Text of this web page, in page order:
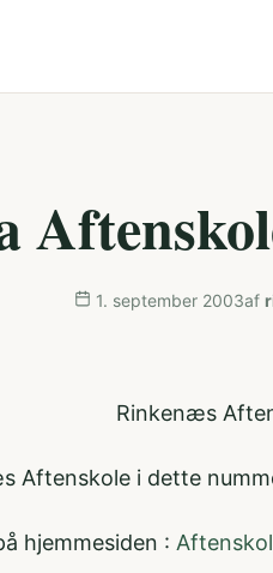
1. september 2003af
Rinkenæs
Aftenskole i dette
hjemmesiden :